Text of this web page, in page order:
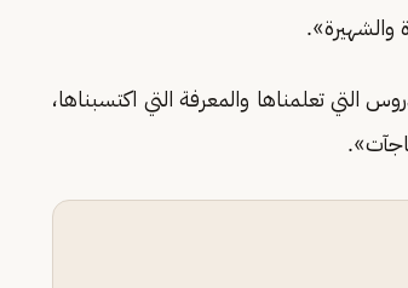
التي تعلمناها والمعرفة التي اكتسبناها،